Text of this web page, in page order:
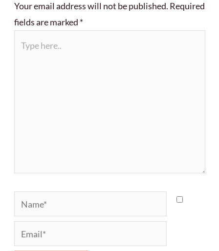
Your email address will not be published. Required
fields are marked *